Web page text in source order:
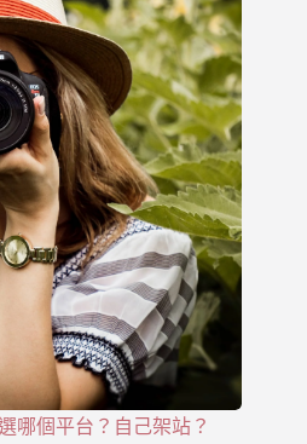
哪個平台？自己架站？